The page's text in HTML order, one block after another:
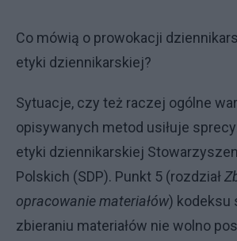
Co mówią o prowokacji
etyki dziennikarskiej?
Sytuacje, czy też raczej ogólne
opisywanych metod usiłuje
etyki dziennikarskiej
Polskich (SDP). Punkt 5 (rozdział
opracowanie materiałów) kodeksu
zbieraniu materiałów nie wolno